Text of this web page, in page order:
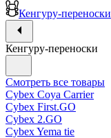
Кенгуру-переноски
Кенгуру-переноски
Смотреть все товары
Cybex Coya Carrier
Cybex First.GO
Cybex 2.GO
Cybex Yema tie